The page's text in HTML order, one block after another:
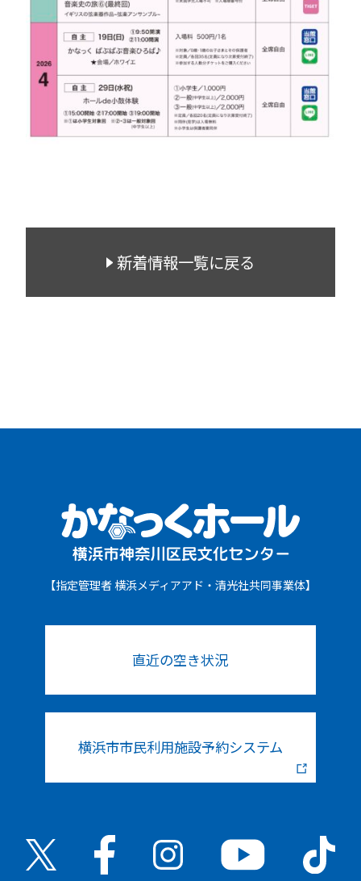
新着情報一覧に戻る
【指定管理者 横浜メディアアド・清光社共同事業体】
直近の空き状況
横浜市市民利用施設予約システム